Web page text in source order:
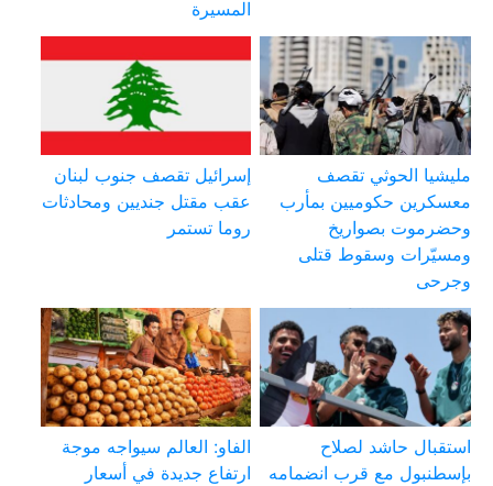
المسيرة
مليشيا الحوثي تقصف
معسكرين حكوميين بمأرب
وحضرموت بصواريخ
ومسيّرات وسقوط قتلى
وجرحى
إسرائيل تقصف جنوب لبنان
عقب مقتل جنديين ومحادثات
روما تستمر
استقبال حاشد لصلاح
بإسطنبول مع قرب انضمامه
الفاو: العالم سيواجه موجة
ارتفاع جديدة في أسعار